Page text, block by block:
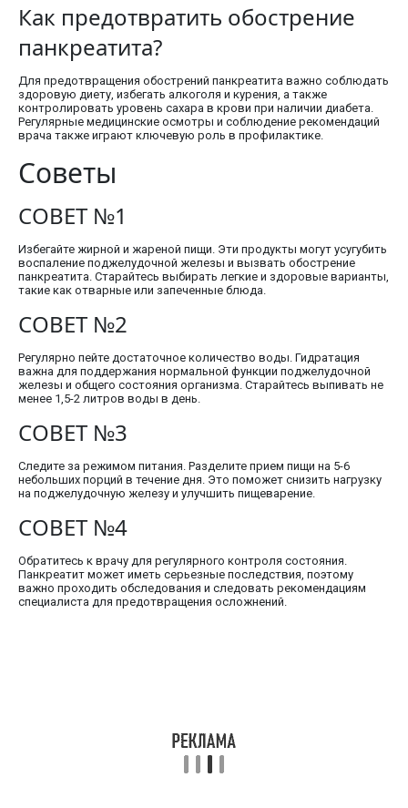
Как предотвратить обострение
панкреатита?
Для предотвращения обострений панкреатита важно соблюдать
здоровую диету, избегать алкоголя и курения, а также
контролировать уровень сахара в крови при наличии диабета.
Регулярные медицинские осмотры и соблюдение рекомендаций
врача также играют ключевую роль в профилактике.
Советы
СОВЕТ №1
Избегайте жирной и жареной пищи. Эти продукты могут усугубить
воспаление поджелудочной железы и вызвать обострение
панкреатита. Старайтесь выбирать легкие и здоровые варианты,
такие как отварные или запеченные блюда.
СОВЕТ №2
Регулярно пейте достаточное количество воды. Гидратация
важна для поддержания нормальной функции поджелудочной
железы и общего состояния организма. Старайтесь выпивать не
менее 1,5-2 литров воды в день.
СОВЕТ №3
Следите за режимом питания. Разделите прием пищи на 5-6
небольших порций в течение дня. Это поможет снизить нагрузку
на поджелудочную железу и улучшить пищеварение.
СОВЕТ №4
Обратитесь к врачу для регулярного контроля состояния.
Панкреатит может иметь серьезные последствия, поэтому
важно проходить обследования и следовать рекомендациям
специалиста для предотвращения осложнений.